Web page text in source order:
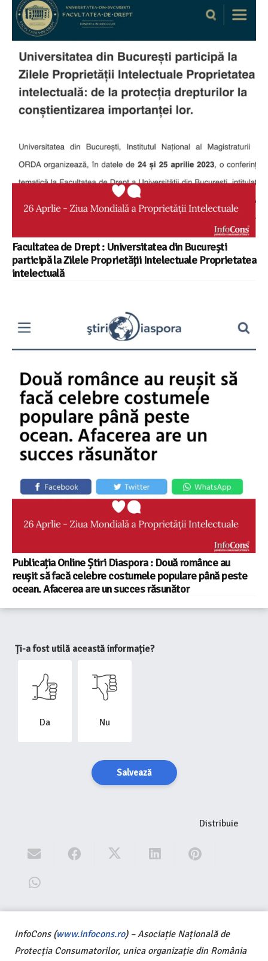
Facultatea de Drept : Universitatea din București
participă la Zilele Proprietății Intelectuale Proprietatea
intelectuală
Publicația Online Știri Diaspora : Două românce au
reușit să facă celebre costumele populare până peste
ocean. Afacerea are un succes răsunător
Ți-a fost utilă această informație?
Da Nu
Salvează
Distribuie
InfoCons (www.infocons.ro) – Asociație Națională de
Protecția Consumatorilor, unica organizație din România